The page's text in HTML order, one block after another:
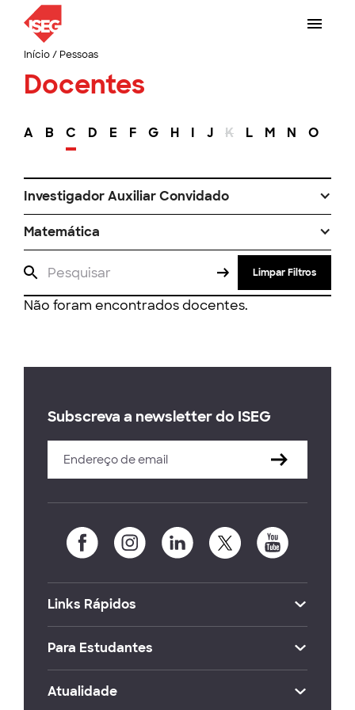
Início/ Pessoas
Docentes
A B C D E F G H I J K L M N O
Investigador Auxiliar Convidado
Matemática
Limpar Filtros
Não foram encontrados docentes.
Subscreva a newsletter do ISEG
Links Rápidos
Para Estudantes
Atualidade